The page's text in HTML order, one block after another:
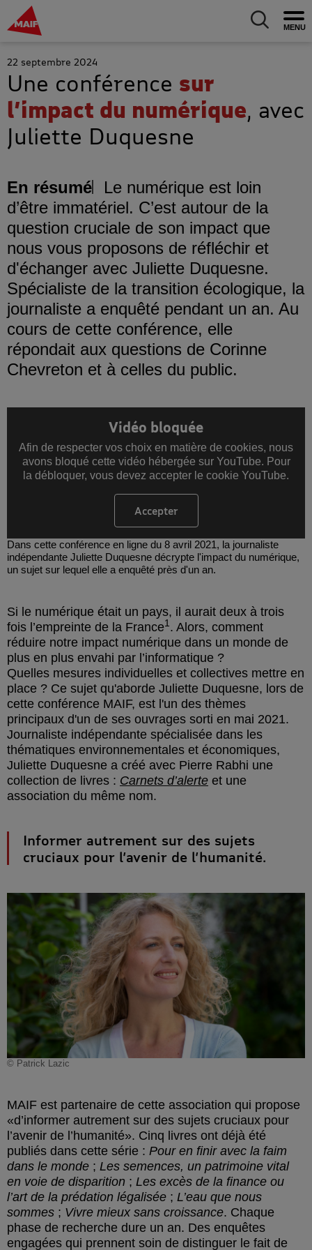
MAIF Entreprise - Allez à l'accueil Allez au
22 septembre 2024
Une conférence sur
l’impact du numérique, avec
Juliette Duquesne
En résumé
Le numérique est loin
d’être immatériel. C’est autour de la
question cruciale de son impact que
nous vous proposons de réfléchir et
d'échanger avec Juliette Duquesne.
Spécialiste de la transition écologique, la
journaliste a enquêté pendant un an. Au
cours de cette conférence, elle
répondait aux questions de Corinne
Chevreton et à celles du public.
Vidéo bloquée
Afin de respecter vos choix en matière de cookies, nous
avons bloqué cette vidéo hébergée sur YouTube. Pour
la débloquer, vous devez accepter le cookie YouTube.
Accepter
les cookies YouTube
Dans cette conférence en ligne du 8 avril 2021, la journaliste
indépendante Juliette Duquesne décrypte l'impact du numérique,
un sujet sur lequel elle a enquêté près d'un an.
Si le numérique était un pays, il aurait deux à trois
fois l’empreinte de la France1. Alors, comment
réduire notre impact numérique dans un monde de
plus en plus envahi par l’informatique ?
Quelles mesures individuelles et collectives mettre en
place ? Ce sujet qu'aborde Juliette Duquesne, lors de
cette conférence MAIF, est l'un des thèmes
principaux d'un de ses ouvrages sorti en mai 2021.
Journaliste indépendante spécialisée dans les
thématiques environnementales et économiques,
Juliette Duquesne a créé avec Pierre Rabhi une
collection de livres : Carnets d’alerte et une
association du même nom.
Informer autrement sur des sujets
cruciaux pour l’avenir de l’humanité.
© Patrick Lazic
MAIF est partenaire de cette association qui propose
d’informer autrement sur des sujets cruciaux pour
l’avenir de l’humanité . Cinq livres ont déjà été
publiés dans cette série : Pour en finir avec la faim
dans le monde ; Les semences, un patrimoine vital
en voie de disparition ; Les excès de la finance ou
l’art de la prédation légalisée ; L’eau que nous
sommes ; Vivre mieux sans croissance. Chaque
phase de recherche dure un an. Des enquêtes
engagées qui prennent soin de distinguer le fait de